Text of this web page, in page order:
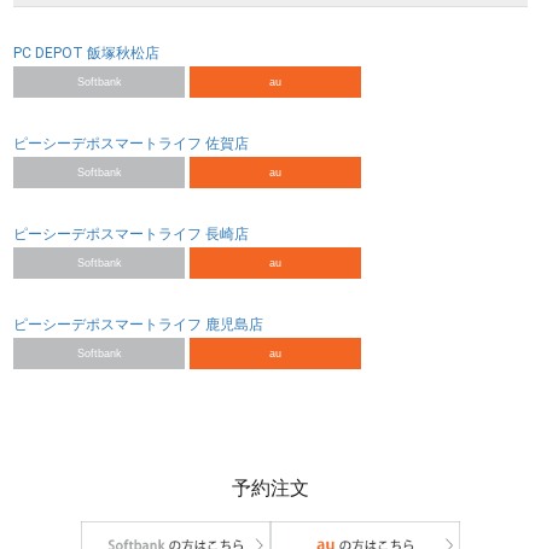
PC DEPOT 飯塚秋松店
Softbank au
ピーシーデポスマートライフ 佐賀店
Softbank au
ピーシーデポスマートライフ 長崎店
Softbank au
ピーシーデポスマートライフ 鹿児島店
Softbank au
予約注文